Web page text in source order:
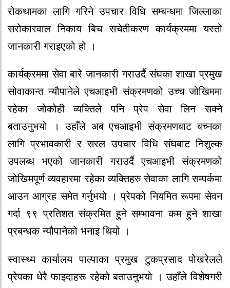
रोकथामका लागि गरिने उपचार विधि सम्बन्धमा जिल्लाका
सरोकारवाल निकाय बिच सचेतीकरण कार्यक्रममा यस्तो
जानकारी गराइएको हो ।
कार्यक्रममा सेवा बारे जानकारी गराउर्दै संघका शाखा प्रमुख
सोवाकान्त न्यौपानेले एचआइभी संक्रमणको उच्च जोखिममा
रहेका जोकोही व्यक्तिले पनि प्रेप सेवा लिन सक्ने
बताउनुभयो । उहाँले अब एचआइभी संक्रमणबाट बच्नका
लागि प्रभावकारी र सरल उपचार विधि संघबाट निशुल्क
उपलब्ध भएको जानकारी गराउर्दै एचआइभी संक्रमणको
जोखिमपूर्ण व्यवहारमा रहेका व्यक्तिहरु सेवाका लागि सम्पर्कमा
आउन आग्रह समेत गर्नुभयो । प्रेपको नियमित रूपमा सेवन
गर्दा ९९ प्रतिशत संक्रमित हुने सम्भावना कम हुने शाखा
प्रबन्धक न्यौपानेको भनाइ थियो ।
स्वास्थ्य कार्यालय पाल्पाका प्रमुख टुकप्रसाद पोखरेलले
प्रेपका धेरै फाइदाहरू रहेको बताउनुभयो । उहाँले विशेषगरी